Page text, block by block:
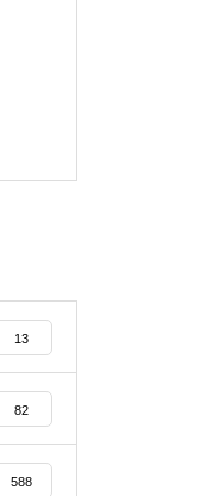
13
82
588